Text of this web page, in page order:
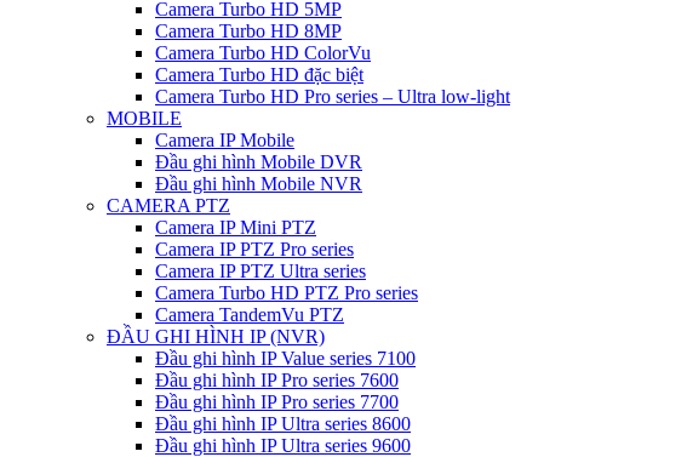
Camera Turbo HD 5MP
Camera Turbo HD 8MP
Camera Turbo HD ColorVu
Camera Turbo HD đặc biệt
Camera Turbo HD Pro series – Ultra low-light
MOBILE
Camera IP Mobile
Đầu ghi hình Mobile DVR
Đầu ghi hình Mobile NVR
CAMERA PTZ
Camera IP Mini PTZ
Camera IP PTZ Pro series
Camera IP PTZ Ultra series
Camera Turbo HD PTZ Pro series
Camera TandemVu PTZ
ĐẦU GHI HÌNH IP (NVR)
Đầu ghi hình IP Value series 7100
Đầu ghi hình IP Pro series 7600
Đầu ghi hình IP Pro series 7700
Đầu ghi hình IP Ultra series 8600
Đầu ghi hình IP Ultra series 9600